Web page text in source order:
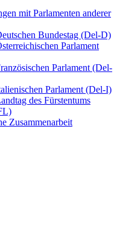
mit Parlamenten anderer
Bundestag (Del-D)
Parlament
Parlament (Del-
Parlament (Del-I)
des Fürstentums
Zusammenarbeit